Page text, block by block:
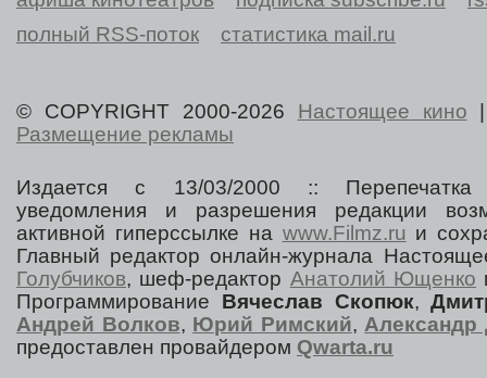
полный RSS-поток
статистика mail.ru
© COPYRIGHT 2000-2026 Настоящее кино
Размещение рекламы
Издается с 13/03/2000 :: Перепечатка
уведомления и разрешения редакции
активной гиперссылке на www.Filmz.ru и
Главный редактор онлайн-журнала
Голубчиков, шеф-редактор Анатолий Ющенко
Программирование Вячеслав Скопюк,
Андрей Волков, Юрий Римский, Александр
предоставлен провайдером Qwarta.ru